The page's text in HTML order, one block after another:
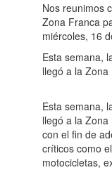
Nos reunimos
Zona Franca
miércoles, 16
Esta semana,
llegó a la
Esta semana,
llegó a la
con el fin de
críticos como
motocicletas,